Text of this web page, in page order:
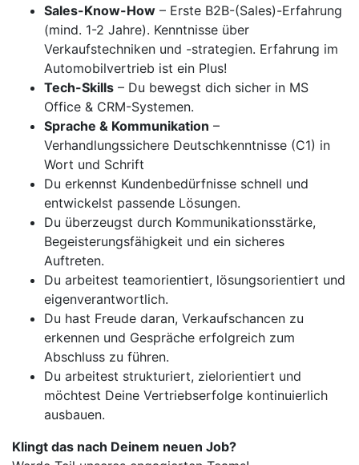
Sales-Know-How – Erste B2B-(Sales)-Erfahrung
(mind. 1-2 Jahre). Kenntnisse über
Verkaufstechniken und -strategien. Erfahrung im
Automobilvertrieb ist ein Plus!
Tech-Skills – Du bewegst dich sicher in MS
Office & CRM-Systemen.
Sprache & Kommunikation –
Verhandlungssichere Deutschkenntnisse (C1) in
Wort und Schrift
Du erkennst Kundenbedürfnisse schnell und
entwickelst passende Lösungen.
Du überzeugst durch Kommunikationsstärke,
Begeisterungsfähigkeit und ein sicheres
Auftreten.
Du arbeitest teamorientiert, lösungsorientiert und
eigenverantwortlich.
Du hast Freude daran, Verkaufschancen zu
erkennen und Gespräche erfolgreich zum
Abschluss zu führen.
Du arbeitest strukturiert, zielorientiert und
möchtest Deine Vertriebserfolge kontinuierlich
ausbauen.
Klingt das nach Deinem neuen Job?